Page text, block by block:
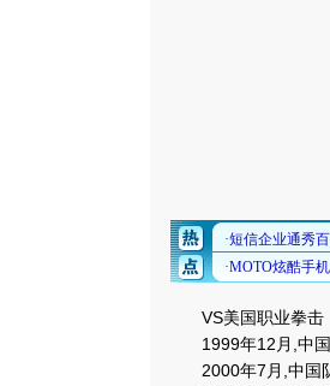
VS美国职业拳击
1999年12月,中国
2000年7月,中国